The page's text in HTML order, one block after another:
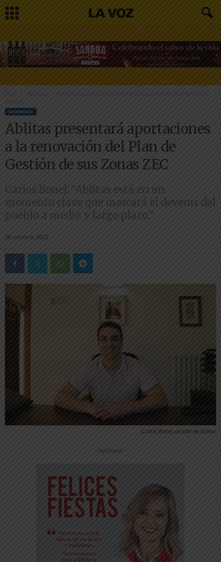
Inicio
Ablitas presentará aportaciones a la renovación del Plan de Gestión
MERINDAD
Ablitas presentará aportaciones
a la renovación del Plan de
Gestión de sus Zonas ZEC
Carlos Bonel: “Ablitas está en un
momento clave que marcará el devenir del
pueblo a medio y largo plazo.”
28 octubre, 2022
Carlos Bonel, alcalde de Ablitas
-- Publicidad --